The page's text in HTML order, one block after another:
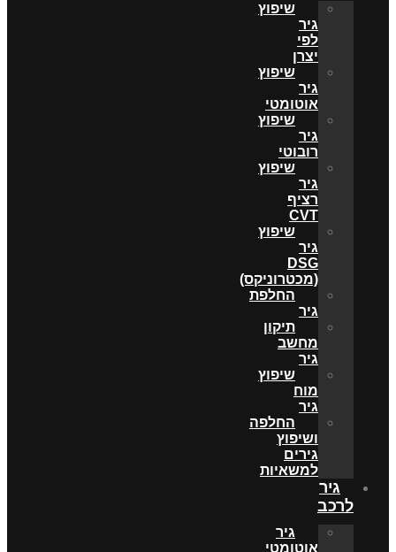
שיפוץ
גיר
לפי
יצרן
שיפוץ
גיר
אוטומטי
שיפוץ
גיר
רובוטי
שיפוץ
גיר
רציף
CVT
שיפוץ
גיר
DSG
(מכטרוניקס)
החלפת
גיר
תיקון
מחשב
גיר
שיפוץ
מוח
גיר
החלפה
ושיפוץ
גירים
למשאיות
גיר
לרכב
גיר
אוטומטי